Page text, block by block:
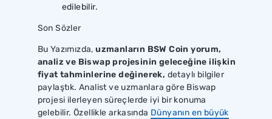
edilebilir.
Son Sözler
Bu Yazımızda,uzmanların BSW Coin yorum,
analiz ve Biswap projesinin geleceğine ilişkin
fiyat tahminlerine değinerek, detaylı bilgiler
paylaştık. Analist ve uzmanlara göre Biswap
projesi ilerleyen süreçlerde iyi bir konuma
gelebilir. Özellikle arkasında Dünyanın en büyük